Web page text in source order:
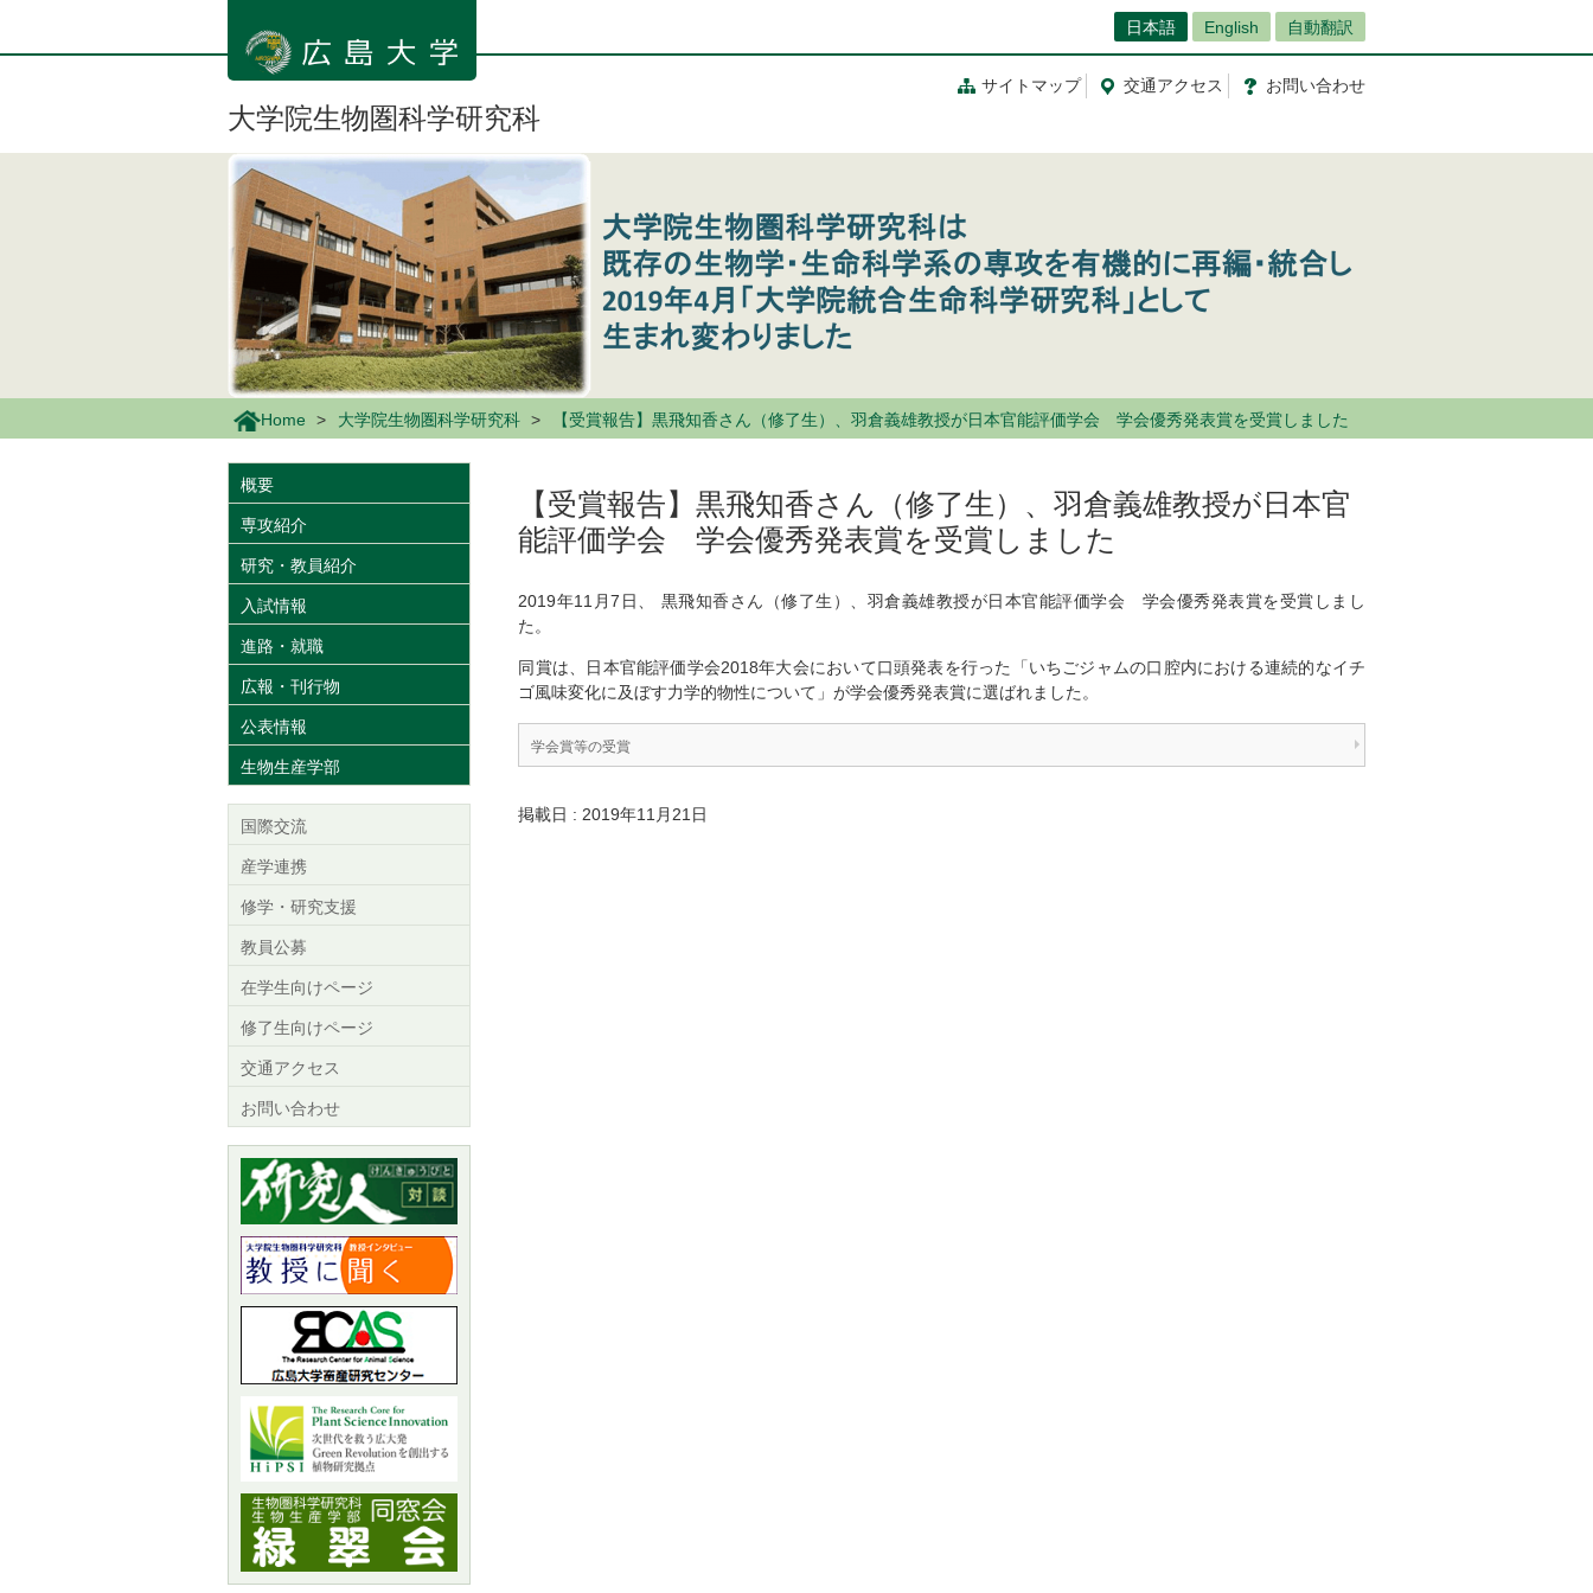
ン
日本語 English 自動翻訳
サイトマップ 交通アクセス お問い合わせ
大学院生物圏科学研究科
Home 大学院生物圏科学研究科 【受賞報告】黒飛知香さん（修了生）、羽倉義雄教授が日本官能評価学会 学会優秀発表賞を受賞しました
【受賞報告】黒飛知香さん（修了生）、羽倉義雄教授が日本官
能評価学会 学会優秀発表賞を受賞しました
2019年11月7日、 黒飛知香さん（修了生）、羽倉義雄教授が日本官能評価学会 学会優秀発表賞を受賞しまし
た。
同賞は、日本官能評価学会2018年大会において口頭発表を行った「いちごジャムの口腔内における連続的なイチ
ゴ風味変化に及ぼす力学的物性について」が学会優秀発表賞に選ばれました。
学会賞等の受賞
掲載日 : 2019年11月21日
概要
専攻紹介
研究・教員紹介
入試情報
進路・就職
広報・刊行物
公表情報
生物生産学部
国際交流
産学連携
修学・研究支援
教員公募
在学生向けページ
修了生向けページ
交通アクセス
お問い合わせ